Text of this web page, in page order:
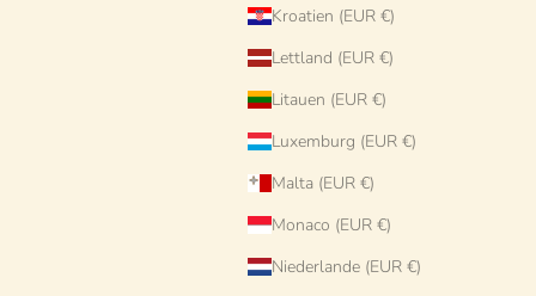
Kroatien (EUR €)
Lettland (EUR €)
Litauen (EUR €)
Luxemburg (EUR €)
Malta (EUR €)
Monaco (EUR €)
Niederlande (EUR €)